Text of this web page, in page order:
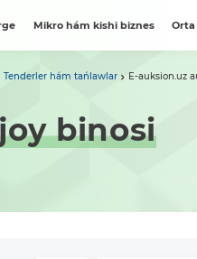
Mikro hám kishi biznes
Tenderler hám tańlawlar E-auksion.uz
binosi